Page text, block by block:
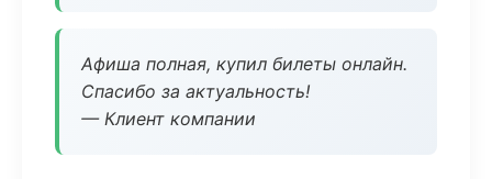
Афиша полная, купил билеты онлайн.
Спасибо за актуальность!
— Клиент компании